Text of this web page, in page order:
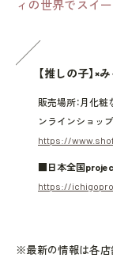
ィの世界でスイー
【推しの子】×
販売場所：月化
ンラインショッ
https://
■日本全国
https://
※最新の情報は各店